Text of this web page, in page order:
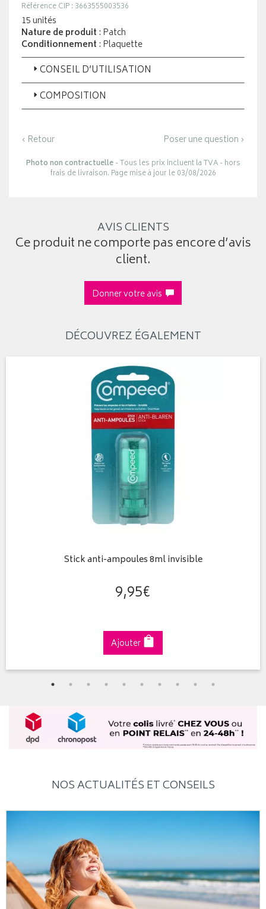
Référence CIP : 3663555003536
15 unités
Nature de produit : Patch
Conditionnement : Plaquette
CONSEIL D’UTILISATION
COMPOSITION
‹ Retour Poser une question ›
Photo non contractuelle- Tous les prix incluent la TVA - hors
frais de livraison. Page mise à jour le 03/08/2026
AVIS CLIENTS
Ce produit ne comporte pas encore d’avis
client.
Donner votre avis
DÉCOUVREZ ÉGALEMENT
Stick anti-ampoules 8ml invisible
9,95€
Ajouter
NOS ACTUALITÉS ET CONSEILS